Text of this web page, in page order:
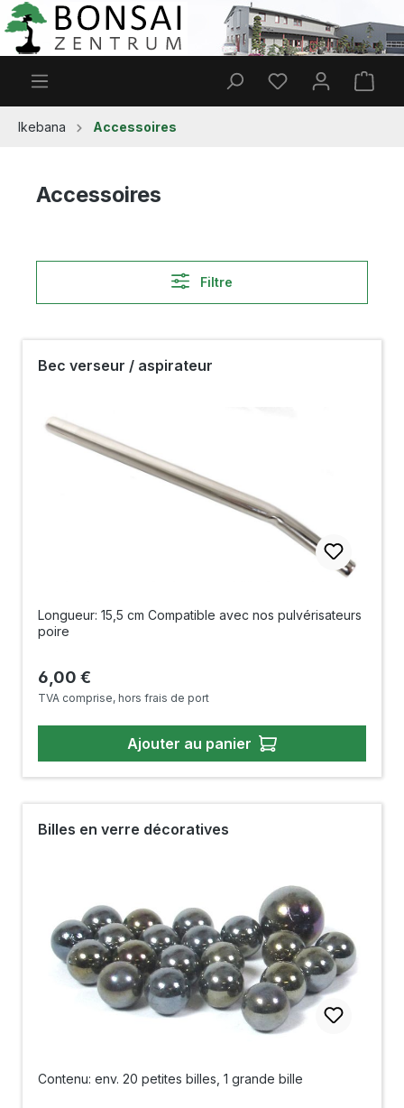
Passer au contenu principal
Vous avez 0 Le
Ikebana Accessoires
Accessoires
Filtre
Bec verseur / aspirateur
Longueur: 15,5 cm Compatible avec nos pulvérisateurs
poire
Prix régulier :
6,00 €
TVA comprise, hors frais de port
Ajouter au panier
Billes en verre décoratives
Contenu: env. 20 petites billes, 1 grande bille